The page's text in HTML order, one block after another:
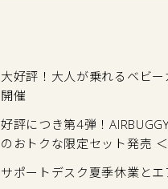
大好評！大人が乗れるベビ
開催
好評につき第4弾！
のおトクな限定セット発売
サポートデスク夏季休業と